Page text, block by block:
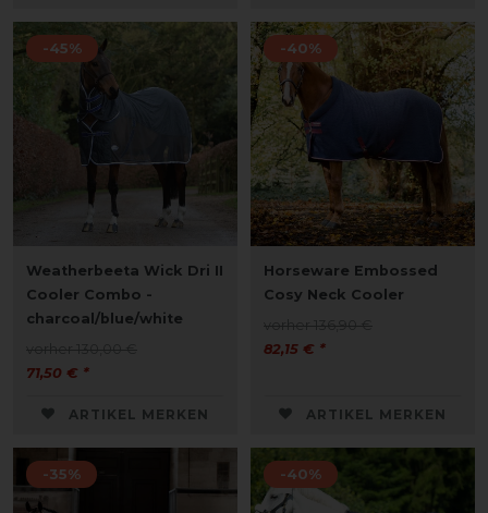
-45%
Weatherbeeta Wick Dri II
Cooler Combo -
charcoal/blue/white
71,50 € *
ARTIKEL MERKEN
-40%
Horseware Embossed
Cosy Neck Cooler
82,15 € *
ARTIKEL MERKEN
-35% -40%